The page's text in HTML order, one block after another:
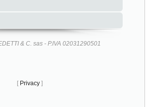
& C. sas - P.IVA 02031290501
[ Privacy ]